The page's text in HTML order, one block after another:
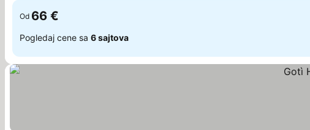
Od 66 €
Pogledaj cene sa 6 sajtova